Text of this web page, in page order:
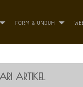
FORM & UNDUH
ARTIKEL